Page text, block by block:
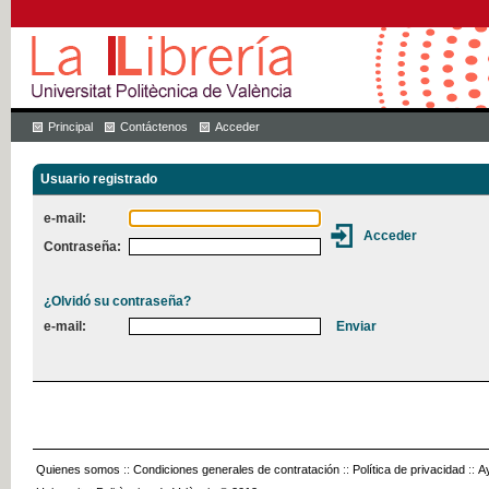
Principal Contáctenos Acceder
Usuario registrado
e-mail:
Contraseña:
¿Olvidó su contraseña?
e-mail:
Quienes somos :: Condiciones generales de contratación :: Política de privacidad ::